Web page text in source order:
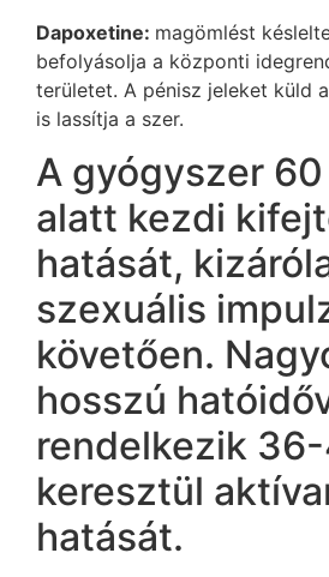
Dapoxetine: magömlést
befolyásolja a központi
területet. A pénisz jeleket küld
is lassítja a szer.
A gyógyszer
alatt kezdi
hatását,
szexuális
követően.
hosszú
rendelkezik
keresztül
hatását.